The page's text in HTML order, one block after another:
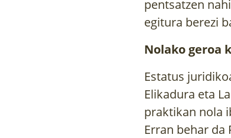
pentsatzen
egitura berezi
Nolako geroa
Estatus
Elikadura eta
praktikan nola
Erran behar da